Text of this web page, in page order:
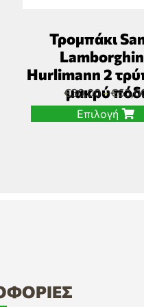
Τρομπάκι
Hurlimann 2
μακρύ
€30,00–€
Επιλογή